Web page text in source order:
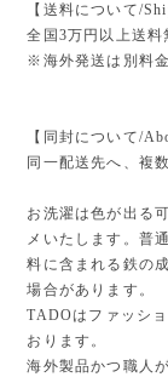
【送料について/
全国3万円以上送料
※海外発送は別料
【同封について/
同一配送先へ、複
お洗濯は色が出る
メいたします。普
料に含まれる鉄の
場合があります。
TADOはファッシ
おります。
海外製品かつ職人